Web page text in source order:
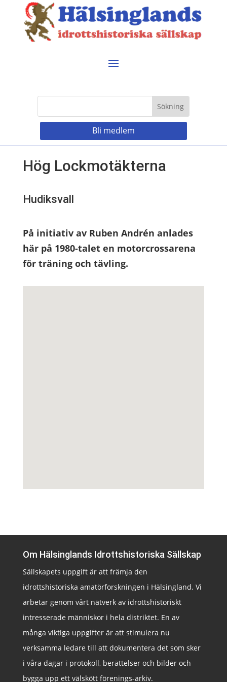
Bli medlem
Hög Lockmotäkterna
Hudiksvall
På initiativ av Ruben Andrén anlades
här på 1980-talet en motorcrossarena
för träning och tävling.
Om Hälsinglands Idrottshistoriska Sällskap
Sällskapets uppgift är att främja den
idrottshistoriska amatörforskningen i Hälsingland. Vi
arbetar genom vårt nätverk av idrottshistoriskt
intresserade människor i hela distriktet. En av
många viktiga uppgifter är att stimulera nu
verksamma ledare till att dokumentera det som sker
i våra dagar i protokoll, berättelser och bilder och
bygga upp ett välskött förenings-arkiv.